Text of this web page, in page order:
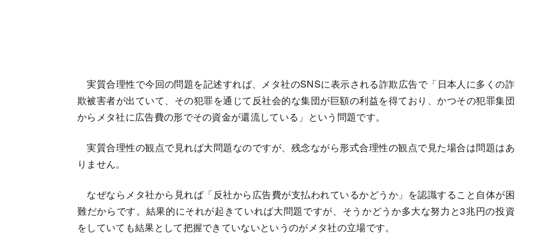
実質合理性で今回の問題を記述すれば、メタ社のSNSに表示される詐欺広告で「日本人に多くの詐
欺被害者が出ていて、その犯罪を通じて反社会的な集団が巨額の利益を得ており、かつその犯罪集団
からメタ社に広告費の形でその資金が還流している」という問題です。
実質合理性の観点で見れば大問題なのですが、残念ながら形式合理性の観点で見た場合は問題はあ
りません。
なぜならメタ社から見れば「反社から広告費が支払われているかどうか」を認識すること自体が困
難だからです。結果的にそれが起きていれば大問題ですが、そうかどうか多大な努力と3兆円の投資
をしていても結果として把握できていないというのがメタ社の立場です。